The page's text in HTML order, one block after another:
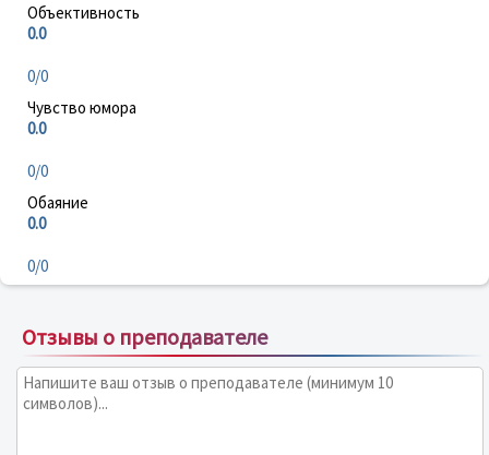
Объективность
0.0
0/0
Чувство юмора
0.0
0/0
Обаяние
0.0
0/0
Отзывы о преподавателе